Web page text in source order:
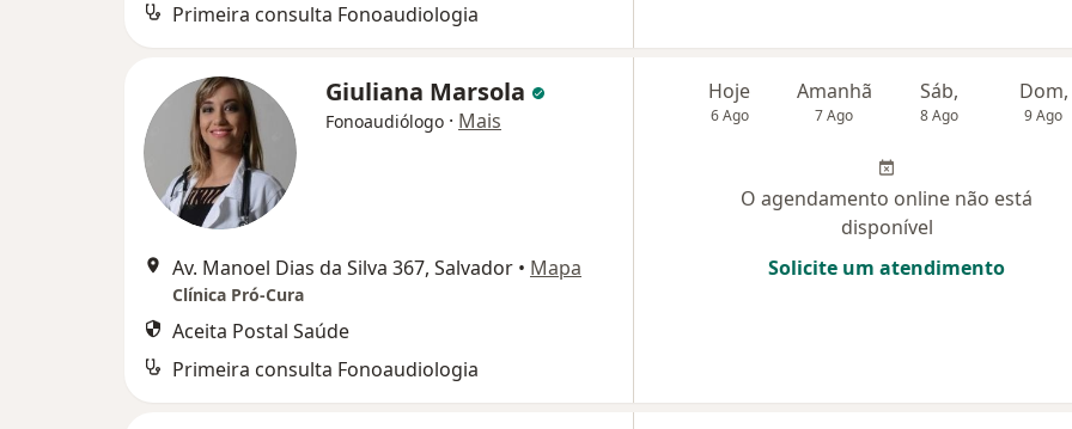
Primeira consulta Fonoaudiologia
Giuliana Marsola
Fonoaudiólogo · Mais
Av. Manoel Dias da Silva 367, Salvador • Mapa
Clínica Pró-Cura
Aceita Postal Saúde
Primeira consulta Fonoaudiologia
Hoje
6 Ago
Amanhã
7 Ago
Sáb,
8 Ago
Dom,
9 Ago
O agendamento online não está
disponível
Solicite um atendimento